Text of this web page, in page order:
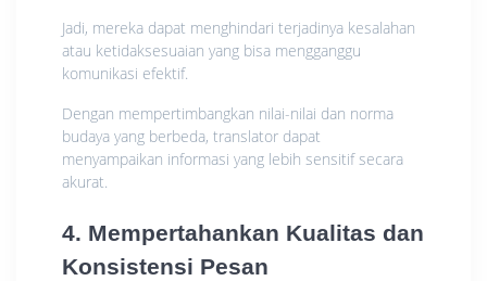
Jadi, mereka dapat menghindari terjadinya kesalahan
atau ketidaksesuaian yang bisa mengganggu
komunikasi efektif.
Dengan mempertimbangkan nilai-nilai dan norma
budaya yang berbeda, translator dapat
menyampaikan informasi yang lebih sensitif secara
akurat.
4. Mempertahankan Kualitas dan
Konsistensi Pesan